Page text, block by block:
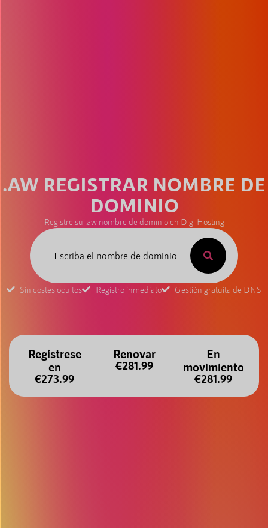
.AW REGISTRAR NOMBRE DE
DOMINIO
Registre su .aw nombre de dominio en Digi Hosting
Sin costes ocultos Registro inmediato Gestión gratuita de DNS
Regístrese
en
€273.99
Renovar
€281.99
En
movimiento
€281.99